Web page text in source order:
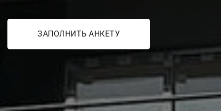
ЗАПОЛНИТЬ АНКЕТУ